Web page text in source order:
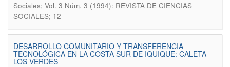
Sociales; Vol. 3 Núm. 3 (1994): REVISTA DE CIENCIAS
SOCIALES; 12
DESARROLLO COMUNITARIO Y TRANSFERENCIA
TECNOLÓGICA EN LA COSTA SUR DE IQUIQUE: CALETA
LOS VERDES